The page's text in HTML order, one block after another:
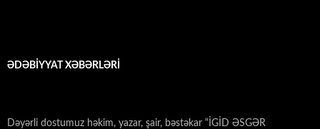
ƏDƏBİYYAT XƏBƏRLƏRİ
Dəyərli dostumuz həkim, yazar, şair, bəstəkar “İGİD ƏSGƏR